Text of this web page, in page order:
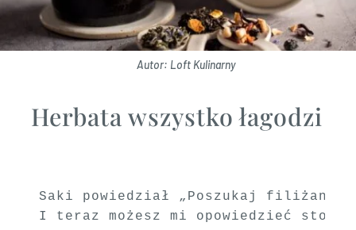
Autor: Loft Kulinarny
Herbata wszystko łagodzi
Saki powiedział „Poszukaj
I teraz możesz mi opowiedzieć sto